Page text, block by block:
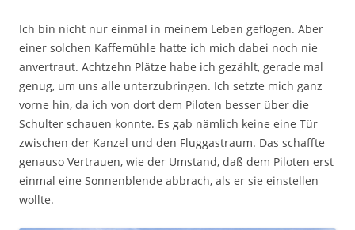
Ich bin nicht nur einmal in meinem Leben geflogen. Aber
einer solchen Kaffemühle hatte ich mich dabei noch nie
anvertraut. Achtzehn Plätze habe ich gezählt, gerade mal
genug, um uns alle unterzubringen. Ich setzte mich ganz
vorne hin, da ich von dort dem Piloten besser über die
Schulter schauen konnte. Es gab nämlich keine eine Tür
zwischen der Kanzel und den Fluggastraum. Das schaffte
genauso Vertrauen, wie der Umstand, daß dem Piloten erst
einmal eine Sonnenblende abbrach, als er sie einstellen
wollte.